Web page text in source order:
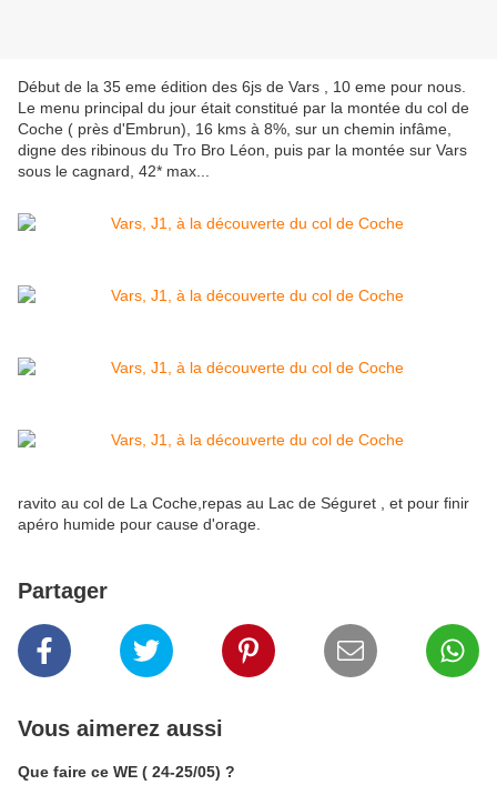
Début de la 35 eme édition des 6js de Vars , 10 eme pour nous.
Le menu principal du jour était constitué par la montée du col de
Coche ( près d'Embrun), 16 kms à 8%, sur un chemin infâme,
digne des ribinous du Tro Bro Léon, puis par la montée sur Vars
sous le cagnard, 42* max...
ravito au col de La Coche,repas au Lac de Séguret , et pour finir
apéro humide pour cause d'orage.
Partager
Vous aimerez aussi
Que faire ce WE ( 24-25/05) ?